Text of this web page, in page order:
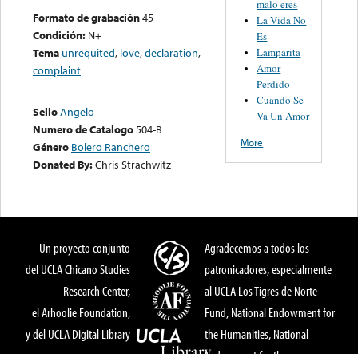
Formato de grabación45
Condición: N+
Tema unrequited, love,declaration,
complaint
SelloAngelo
Numero de Catalogo504-B
Género Bolero Ranchero
Donated By:Chris Strachwitz
malo eres
La Vida No
Es
Lamparita
Amor
Perdido
Cuando Se
Va Un Amor
More
Un proyecto conjunto
del UCLA Chicano Studies
Research Center,
el Arhoolie Foundation,
y del UCLA Digital Library
Agradecemos a todos los
patronicadores, especialmente
al UCLA Los Tigres de Norte
Fund, National Endowment for
the Humanities, National